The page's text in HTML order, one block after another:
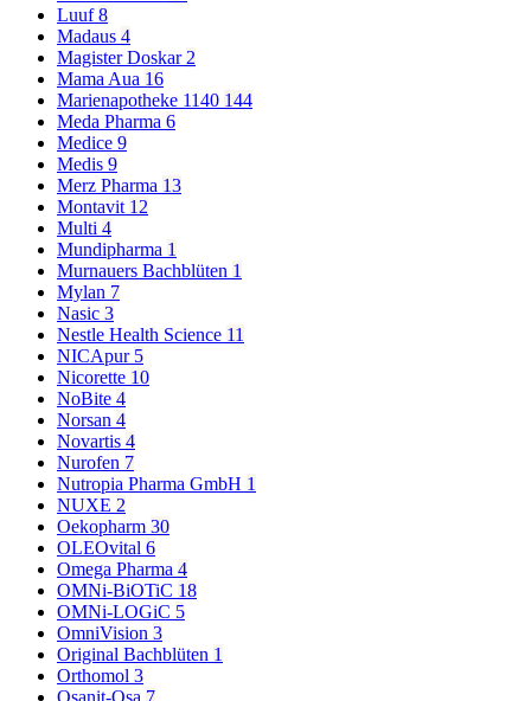
Luuf8
Madaus 4
Magister Doskar 2
Mama Aua 16
Marienapotheke 1140 144
Meda Pharma 6
Medice 9
Medis 9
Merz Pharma 13
Montavit 12
Multi 4
Mundipharma 1
Murnauers Bachblüten 1
Mylan 7
Nasic 3
Nestle Health Science 11
NICApur 5
Nicorette 10
NoBite 4
Norsan 4
Novartis 4
Nurofen 7
Nutropia Pharma GmbH 1
NUXE 2
Oekopharm 30
OLEOvital 6
Omega Pharma 4
OMNi-BiOTiC 18
OMNi-LOGiC 5
OmniVision 3
Original Bachblüten 1
Orthomol 3